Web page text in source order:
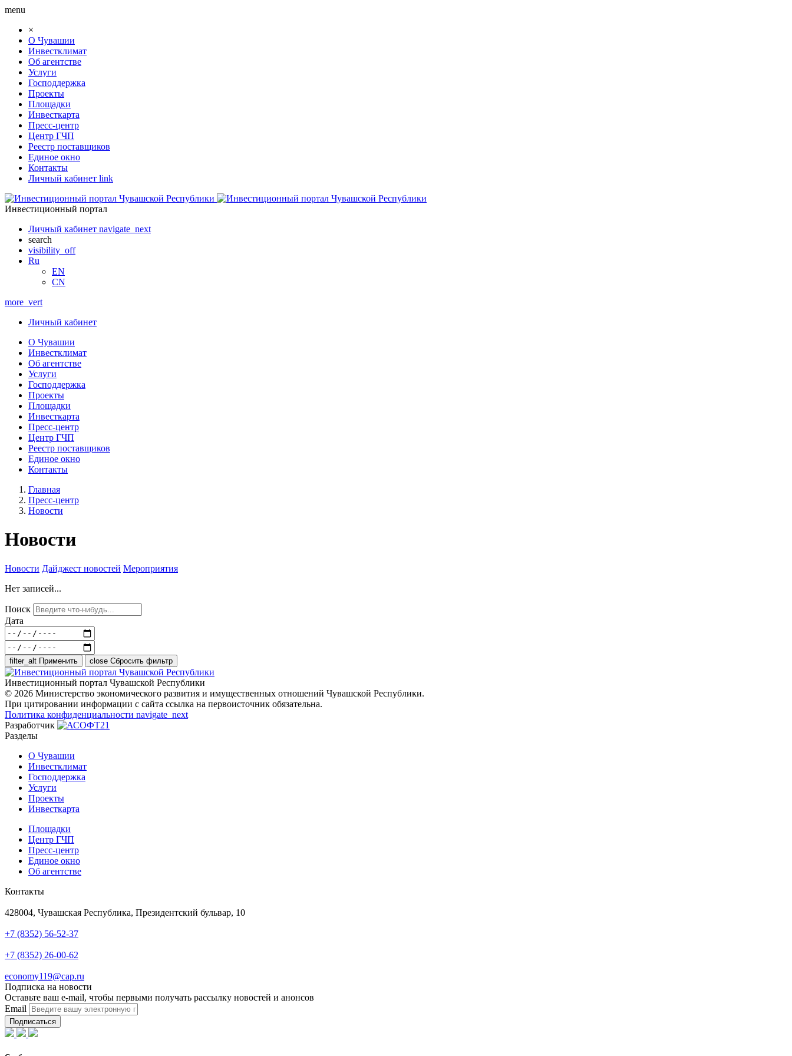
menu
×
О Чувашии
Инвестклимат
Об агентстве
Услуги
Господдержка
Проекты
Площадки
Инвесткарта
Пресс-центр
Центр ГЧП
Реестр поставщиков
Единое окно
Контакты
Личный кабинет link
Инвестиционный портал
Личный кабинет navigate_next
search
visibility_off
Ru
EN
CN
more_vert
Личный кабинет
О Чувашии
Инвестклимат
Об агентстве
Услуги
Господдержка
Проекты
Площадки
Инвесткарта
Пресс-центр
Центр ГЧП
Реестр поставщиков
Единое окно
Контакты
Главная
Пресс-центр
Новости
Новости
Новости Дайджест новостей Мероприятия
Нет записей...
Поиск
Дата
filter_alt Применить close Сбросить фильтр
Инвестиционный портал Чувашской Республики
© 2026 Министерство экономического развития и имущественных отношений Чувашской Республики.
При цитировании информации с сайта ссылка на первоисточник обязательна.
Политика конфиденциальности navigate_next
Разработчик
Разделы
О Чувашии
Инвестклимат
Господдержка
Услуги
Проекты
Инвесткарта
Площадки
Центр ГЧП
Пресс-центр
Единое окно
Об агентстве
Контакты
428004, Чувашская Республика, Президентский бульвар, 10
+7 (8352) 56-52-37
+7 (8352) 26-00-62
economy119@cap.ru
Подписка на новости
Оставьте ваш e-mail, чтобы первыми получать рассылку новостей и анонсов
Email
Подписаться